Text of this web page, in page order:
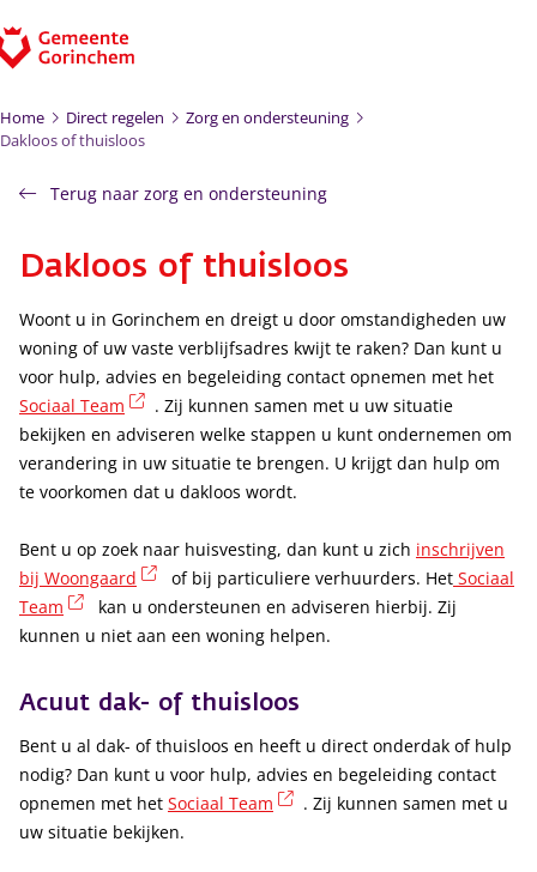
Home Direct regelen
Zorg en ondersteuning
Dakloos of thuisloos
Terug naar zorg en ondersteuning
Dakloos of thuisloos
Woont u in Gorinchem en dreigt u door omstandigheden uw
woning of uw vaste verblijfsadres kwijt te raken? Dan kunt u
voor hulp, advies en begeleiding contact opnemen met het
Sociaal Team
(externe link)
. Zij kunnen samen met u uw situatie
bekijken en adviseren welke stappen u kunt ondernemen om
verandering in uw situatie te brengen. U krijgt dan hulp om
te voorkomen dat u dakloos wordt.
Bent u op zoek naar huisvesting, dan kunt u zich inschrijven
bij Woongaard
(externe link)
of bij particuliere verhuurders. Het Sociaal
Team
(externe link)
kan u ondersteunen en adviseren hierbij. Zij
kunnen u niet aan een woning helpen.
Acuut dak- of thuisloos
Bent u al dak- of thuisloos en heeft u direct onderdak of hulp
nodig? Dan kunt u voor hulp, advies en begeleiding contact
opnemen met het Sociaal Team (externe link)
. Zij kunnen samen met u
uw situatie bekijken.